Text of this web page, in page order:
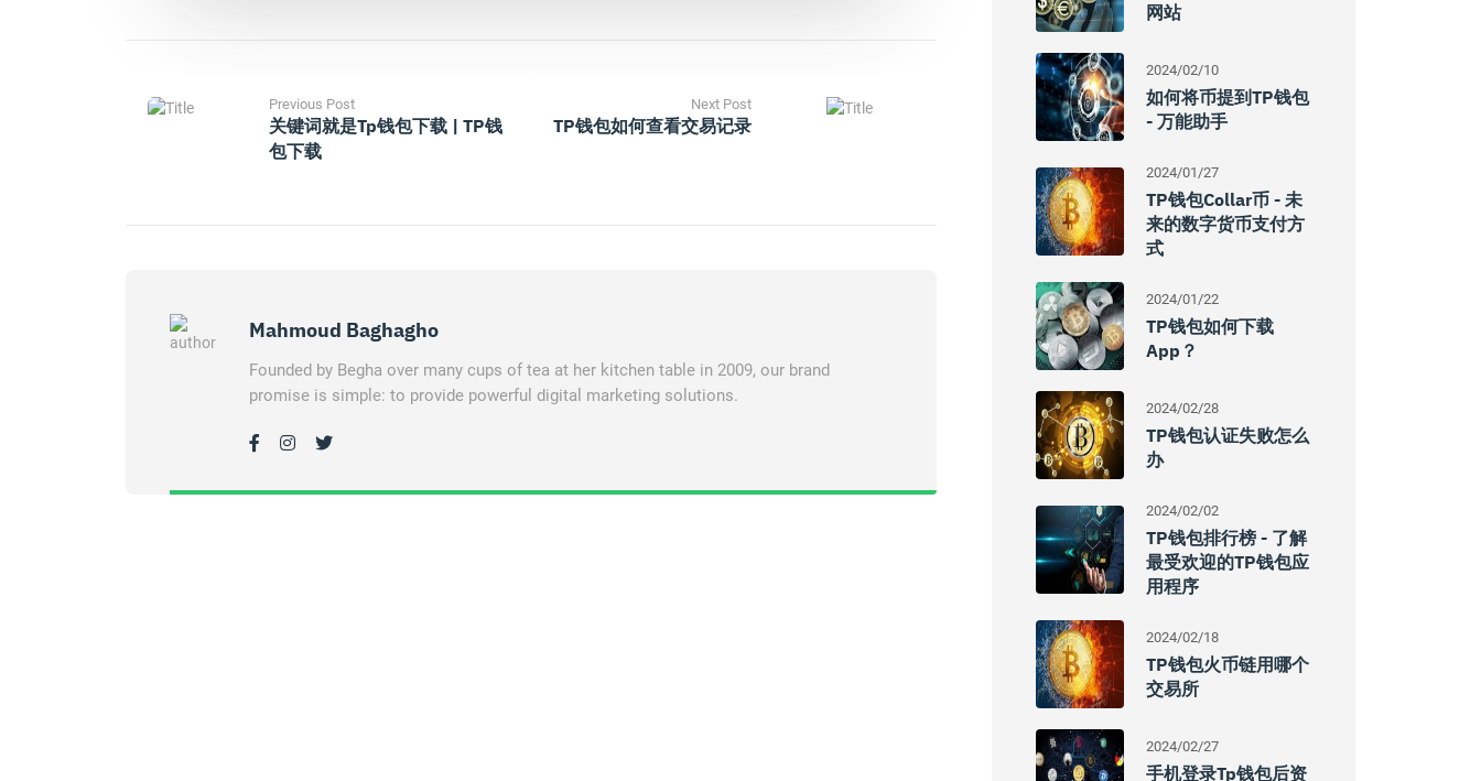
Previous Post
关键词就是tp钱包下载 | TP钱
包下载
Next Post
TP钱包如何查看交易记录
Mahmoud Baghagho
Founded by Begha over many cups of tea at her kitchen table in 2009, our brand
promise is simple: to provide powerful digital marketing solutions.
网站
2024/02/10
如何将币提到TP钱包
- 万能助手
2024/01/27
TP钱包Collar币 - 未
来的数字货币支付方
式
2024/01/22
TP钱包如何下载
App？
2024/02/28
TP钱包认证失败怎么
办
2024/02/02
TP钱包排行榜 - 了解
最受欢迎的TP钱包应
用程序
2024/02/18
TP钱包火币链用哪个
交易所
2024/02/27
手机登录tp钱包后资